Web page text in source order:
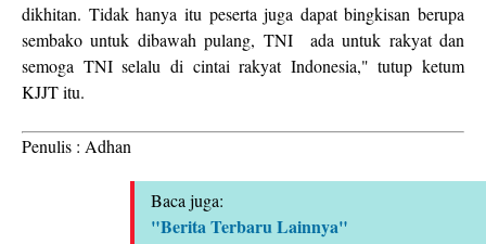
dikhitan. Tidak hanya itu peserta juga dapat bingkisan berupa
sembako untuk dibawah pulang, TNI ada untuk rakyat dan
semoga TNI selalu di cintai rakyat Indonesia," tutup ketum
KJJT itu.
Penulis : Adhan
Baca juga:
"Berita Terbaru Lainnya"